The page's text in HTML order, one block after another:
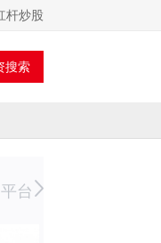
杆炒股
搜索
台